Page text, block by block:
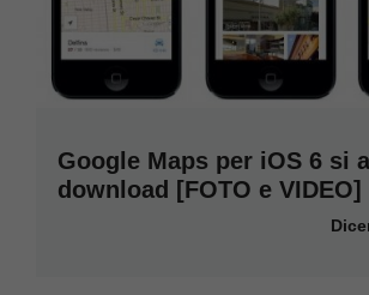
Google Maps per iOS 6 si
download [FOTO e VIDEO]